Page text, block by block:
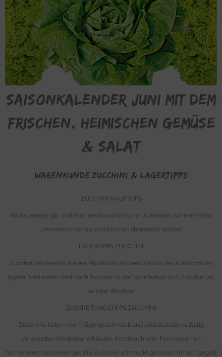
Saisonkalender Juni mit dem
frischen, heimischen Gemüse
& Salat
WARENKUNDE Zucchini & Lagertipps
ZUCCHINI KAUFTIPPS
Als Faustregel gilt, je kleiner desto aromatischer. Außerdem auf eine feste,
unversehrte Schale und frischen Stielansatz achten.
LAGERTIPPS ZUCCHINI
Zucchini am Besten in einer Plastiktüte im Gemüsefach des Kühlschranks
lagern. Sind weder Obst noch Tomaten in der Nähe halten sich Zucchini bis
zu zwei Wochen.
ZUBEREITUNGSTIPPS ZUCCHINI
Zucchinis haben kaum Eigengeschmack und sind deshalb vielfältig
verwendbar. Mediterrane Kräuter, Knoblauch oder Fenchelsamen
harmonieren besonders gut. Die Zucchini schmeckt gebraten, frittiert, gegrillt